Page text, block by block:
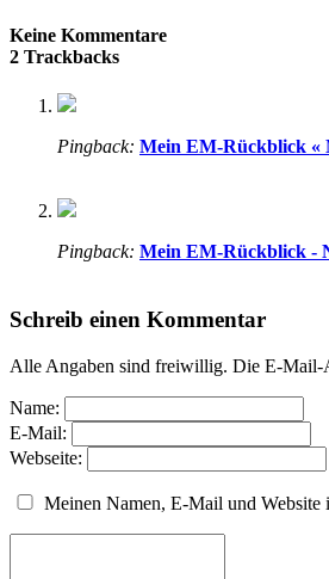
Keine Kommentare
2 Trackbacks
Pingback: Mein EM-Rückblick «
Pingback: Mein EM-Rückblick -
Schreib einen Kommentar
Alle Angaben sind freiwillig. Die E-Mail-
Name:
E-Mail:
Webseite:
Meinen Namen, E-Mail und Website